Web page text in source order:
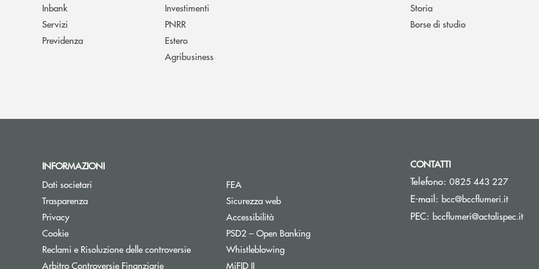
Inbank
Servizi
Previdenza
Investimenti
PNRR
Estero
Agribusiness
Storia
Borse di studio
INFORMAZIONI
Dati societari
Trasparenza
Privacy
Cookie
Reclami e Risoluzione delle controversie
Arbitro Controversie FinanziarieApre una nuova finestra
FEA
Sicurezza web
Accessibilità
PSD2 – Open BankingApre una nuova finestra
Whistleblowing
MiFID II
CONTATTI
Telefono: 0825 443 227
E-mail: bcc@bccflumeri.it(si
PEC: bccflumeri@actalispec.it(si